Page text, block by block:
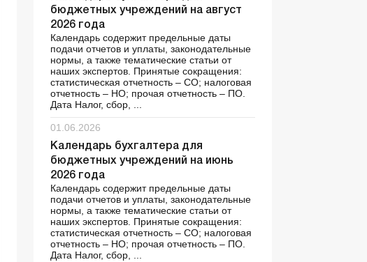
бюджетных учреждений на август
2026 года
Календарь содержит предельные даты
подачи отчетов и уплаты, законодательные
нормы, а также тематические статьи от
наших экспертов. Принятые сокращения:
статистическая отчетность – СО; налоговая
отчетность – НО; прочая отчетность – ПО.
Дата Налог, сбор, ...
01.06.2026
Календарь бухгалтера для
бюджетных учреждений на июнь
2026 года
Календарь содержит предельные даты
подачи отчетов и уплаты, законодательные
нормы, а также тематические статьи от
наших экспертов. Принятые сокращения:
статистическая отчетность – СО; налоговая
отчетность – НО; прочая отчетность – ПО.
Дата Налог, сбор, ...